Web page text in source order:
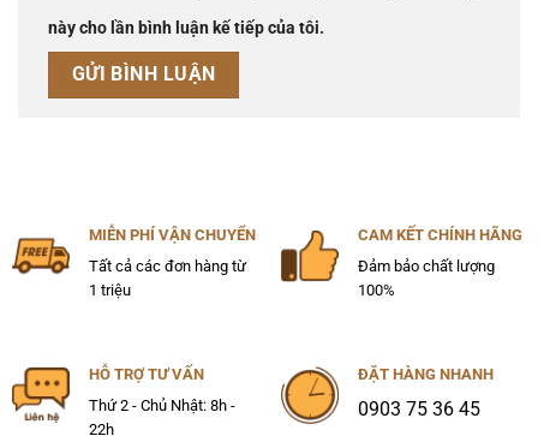
này cho lần bình luận kế tiếp của tôi.
MIỄN PHÍ VẬN CHUYỂN
Tất cả các đơn hàng từ
1 triệu
CAM KẾT CHÍNH HÃNG
Đảm bảo chất lượng
100%
HỖ TRỢ TƯ VẤN
Thứ 2 - Chủ Nhật: 8h -
22h
ĐẶT HÀNG NHANH
0903 75 36 45